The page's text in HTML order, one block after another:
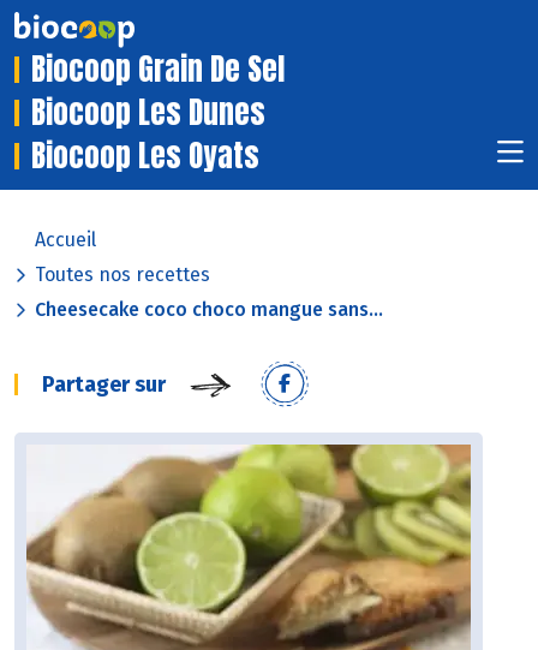
Biocoop Grain De Sel
Biocoop Les Dunes
Biocoop Les Oyats
Accueil
Toutes nos recettes
Cheesecake coco choco mangue sans...
Partager sur